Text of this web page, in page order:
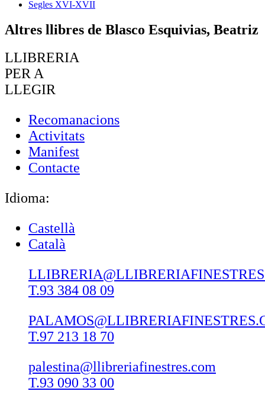
Segles XVI-XVII
Altres llibres de Blasco Esquivias, Beatriz
LLIBRERIA
PER A
LLEGIR
Recomanacions
Activitats
Manifest
Contacte
Idioma:
Castellà
Català
T.93 384 08 09
T.97 213 18 70
palestina@llibreriafinestres.com
T.93 090 33 00